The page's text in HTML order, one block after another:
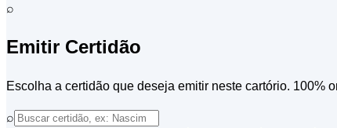
⌕
Emitir Certidão
Escolha a certidão que deseja emitir neste cartório. 100%
⌕